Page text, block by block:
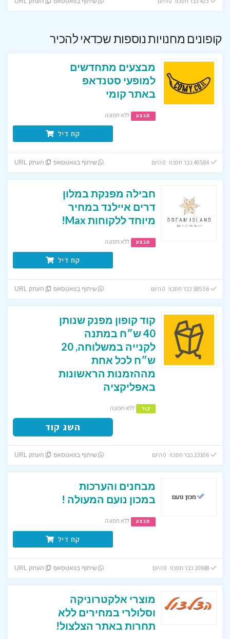
קופונים מחנויות נוספות שכדאי להכיר
מבצעים מתחדשים
למופעי סטנדאפ
באתר קומי
מבצע ללא תפוגה
קח דיל
40584 כבר חסכו! 0 היום שיתוף בוואטסאפ העתק URL
חבילה מפנקת במלון
דרים איילנד במחיר
מיוחד ללקוחות Max!
מבצע ללא תפוגה
קח דיל
38556 כבר חסכו! 0 היום שיתוף בוואטסאפ העתק URL
קוד קופון מפנק שנותן
40 ש״ח במתנה
לקנייה במשלוחה, 20
ש״ח לכל אחת
מההזמנות הראשונות
באפליקציה
קוד ללא תפוגה
השג קוד
23106 כבר חסכו! 0 היום שיתוף בוואטסאפ העתק URL
מבחנים והערכות
במכון נועם המעולה !
מבצע ללא תפוגה
קח דיל
20988 כבר חסכו! 0 היום שיתוף בוואטסאפ העתק URL
מוצרי אלקטרוניקה
וסלולרי במחירים ללא
תחרות באתר הצלצול!